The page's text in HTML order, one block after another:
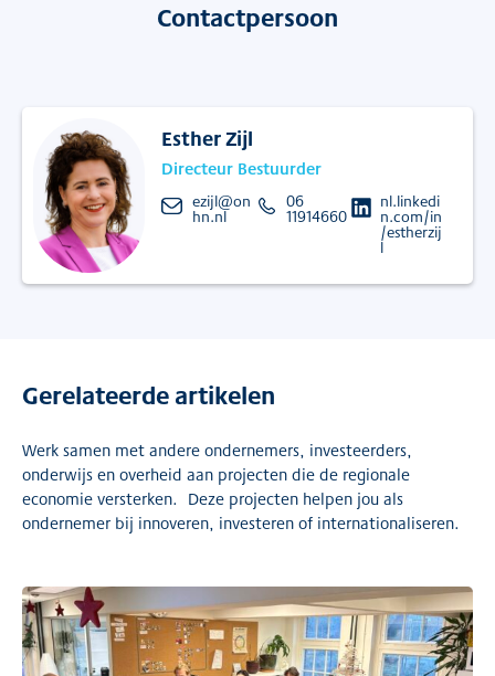
Contactpersoon
Esther Zijl
Directeur Bestuurder
ezijl@on
hn.nl
06
11914660
nl.linkedi
n.com/in
/estherzij
l
Gerelateerde artikelen
Werk samen met andere ondernemers, investeerders,
onderwijs en overheid aan projecten die de regionale
economie versterken. Deze projecten helpen jou als
ondernemer bij innoveren, investeren of internationaliseren.